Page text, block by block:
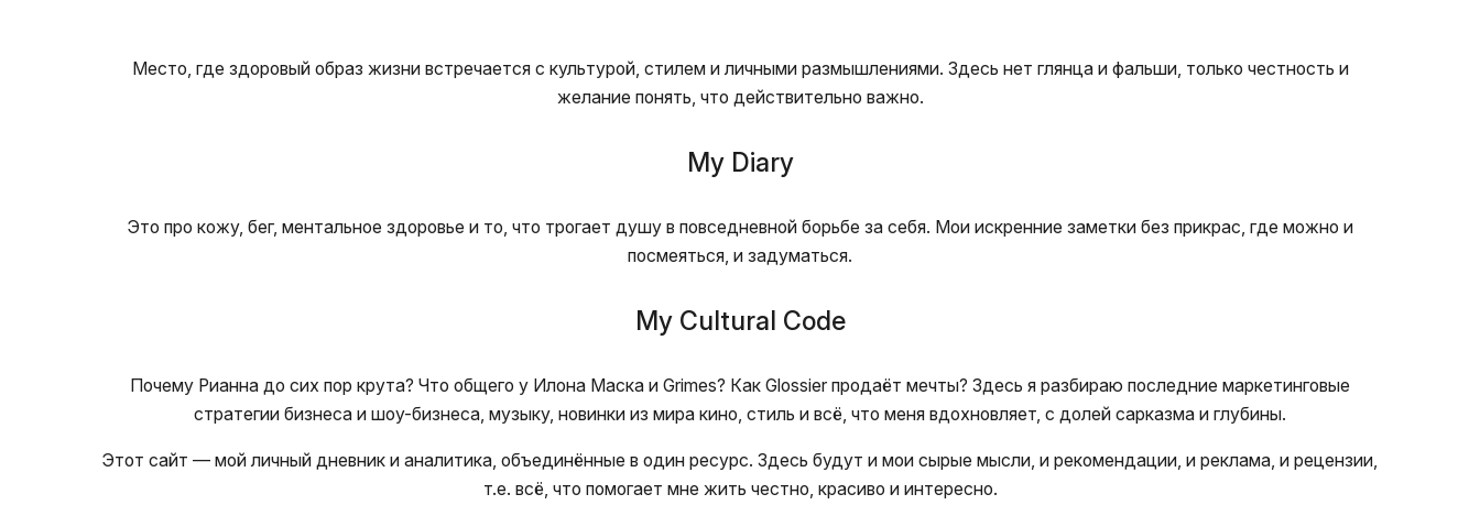
Место, где здоровый образ жизни встречается с культурой, стилем и личными размышлениями. Здесь нет глянца и фальши, только честность и
желание понять, что действительно важно.
My Diary
Это про кожу, бег, ментальное здоровье и то, что трогает душу в повседневной борьбе за себя. Мои искренние заметки без прикрас, где можно и
посмеяться, и задуматься.
My Cultural Code
Почему Рианна до сих пор крута? Что общего у Илона Маска и Grimes? Как Glossier продаёт мечты? Здесь я разбираю последние маркетинговые
стратегии бизнеса и шоу-бизнеса, музыку, новинки из мира кино, стиль и всё, что меня вдохновляет, с долей сарказма и глубины.
Этот сайт — мой личный дневник и аналитика, объединённые в один ресурс. Здесь будут и мои сырые мысли, и рекомендации, и реклама, и рецензии,
т.е. всё, что помогает мне жить честно, красиво и интересно.